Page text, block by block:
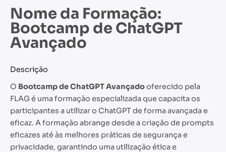
Nome da Formação:
Bootcamp de ChatGPT
Avançado
Descrição
O Bootcamp de ChatGPT Avançadooferecido pela
FLAG é uma formação especializada que capacita os
participantes a utilizar o ChatGPT de forma avançada e
eficaz. A formação abrange desde a criação de prompts
eficazes até às melhores práticas de segurança e
privacidade, garantindo uma utilização ética e